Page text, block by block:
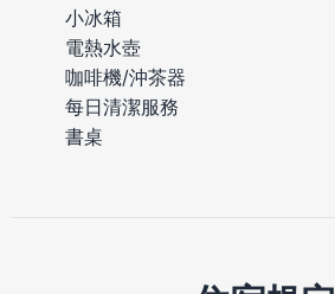
小冰箱
電熱水壺
咖啡機/沖茶器
每日清潔服務
書桌